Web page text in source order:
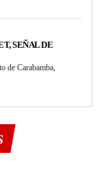
SEÑAL DE
de Carabamba,